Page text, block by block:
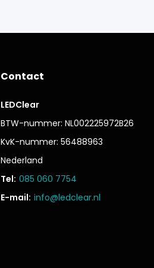
Contact
LEDClear
BTW-nummer: NL002225972B26
KvK-nummer: 56488963
Nederland
Tel: 085 060 7754
E-mail: info@ledclear.nl